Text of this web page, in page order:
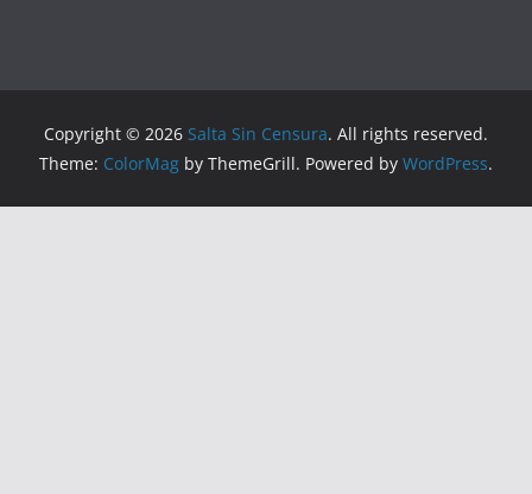
Copyright © 2026 Salta Sin Censura. All rights reserved.
Theme: ColorMag by ThemeGrill. Powered by WordPress.